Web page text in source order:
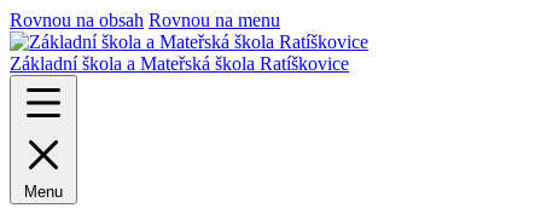
Rovnou na obsah Rovnou na menu
Základní škola a Mateřská škola Ratíškovice
Menu